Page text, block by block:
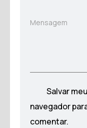
Mensagem
Salvar
navegador
comentar.